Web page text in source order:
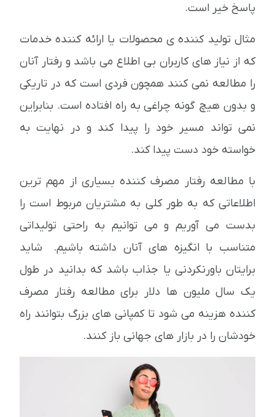
پاسخ خیر است.
مثال تولید کننده ی محصولات یا ارائه کننده خدمات
که از نیاز های کاربران بی اطلاع می باشد و رفتار آنان
را مطالعه نمی کنند همچون فردی است که در تاریکی
و بدون هیچ گونه چراغی به راه افتاده است. بنابراین
نمی تواند مسیر خود را پیدا کند و در نهایت به
خواسته خود دست پیدا کند.
با مطالعه رفتار مصرف کننده بسیاری از مهم ترین
اطلاعاتی که به طور کلی به مشتریان مربوط است را
بدست می آوریم و می توانیم به راحتی تولیداتی
متناسب با انگیزه های آنان داشته باشیم. شاید
برایتان باورنکردنی یا جذاب باشد که بدانید در طول
یک سال ملیون ها دلار برای مطالعه رفتار مصرف
کننده هزینه می شود تا کمپانی های بزرگ بتوانند راه
خودشان را در بازار های جهانی باز کنند.